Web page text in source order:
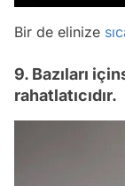
Bir de elinize
9. Bazıları
rahatlatıcıdır.